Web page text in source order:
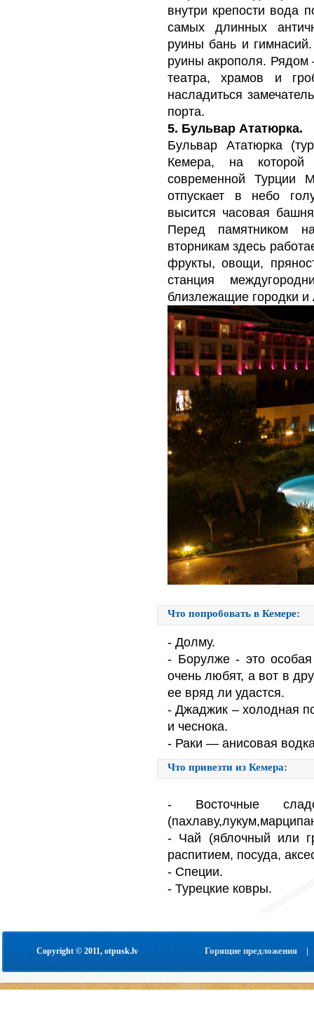
внутри крепости вода
самых длинных
руины бань и
руины акрополя. Рядом
театра, храмов и
насладиться
порта.
5. Бульвар Ататюрка.
Бульвар Ататюрка
Кемера, на которой
современной Турции
отпускает в небо
высится часовая
Перед памятником
вторникам здесь
фрукты, овощи,
станция
близлежащие городки
Что попробовать в Кемере:
- Долму.
- Борулже - это
очень любят, а вот в
ее вряд ли удастся.
- Джаджик – холодная
и чеснока.
- Раки — анисовая
Что привезти из Кемера:
- Восточные
- Чай (яблочный или
распитием, посуда,
- Специи.
- Турецкие ковры.
Copyright © 2011, otpusk.lv Горящие предложения |